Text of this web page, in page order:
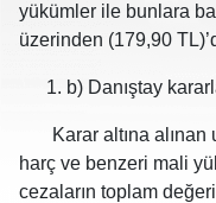
yükümler ile bunlara
üzerinden (179,90
b) Danıştay
Karar altına alınan
harç ve benzeri mali
cezaların toplam